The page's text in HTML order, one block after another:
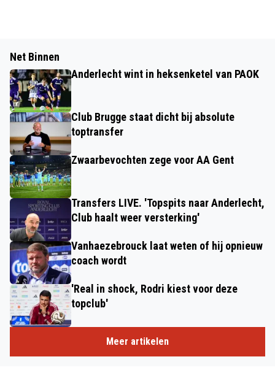
Net Binnen
Anderlecht wint in heksenketel van PAOK
Club Brugge staat dicht bij absolute
toptransfer
Zwaarbevochten zege voor AA Gent
Transfers LIVE. 'Topspits naar Anderlecht,
Club haalt weer versterking'
Vanhaezebrouck laat weten of hij opnieuw
coach wordt
'Real in shock, Rodri kiest voor deze
topclub'
Meer artikelen